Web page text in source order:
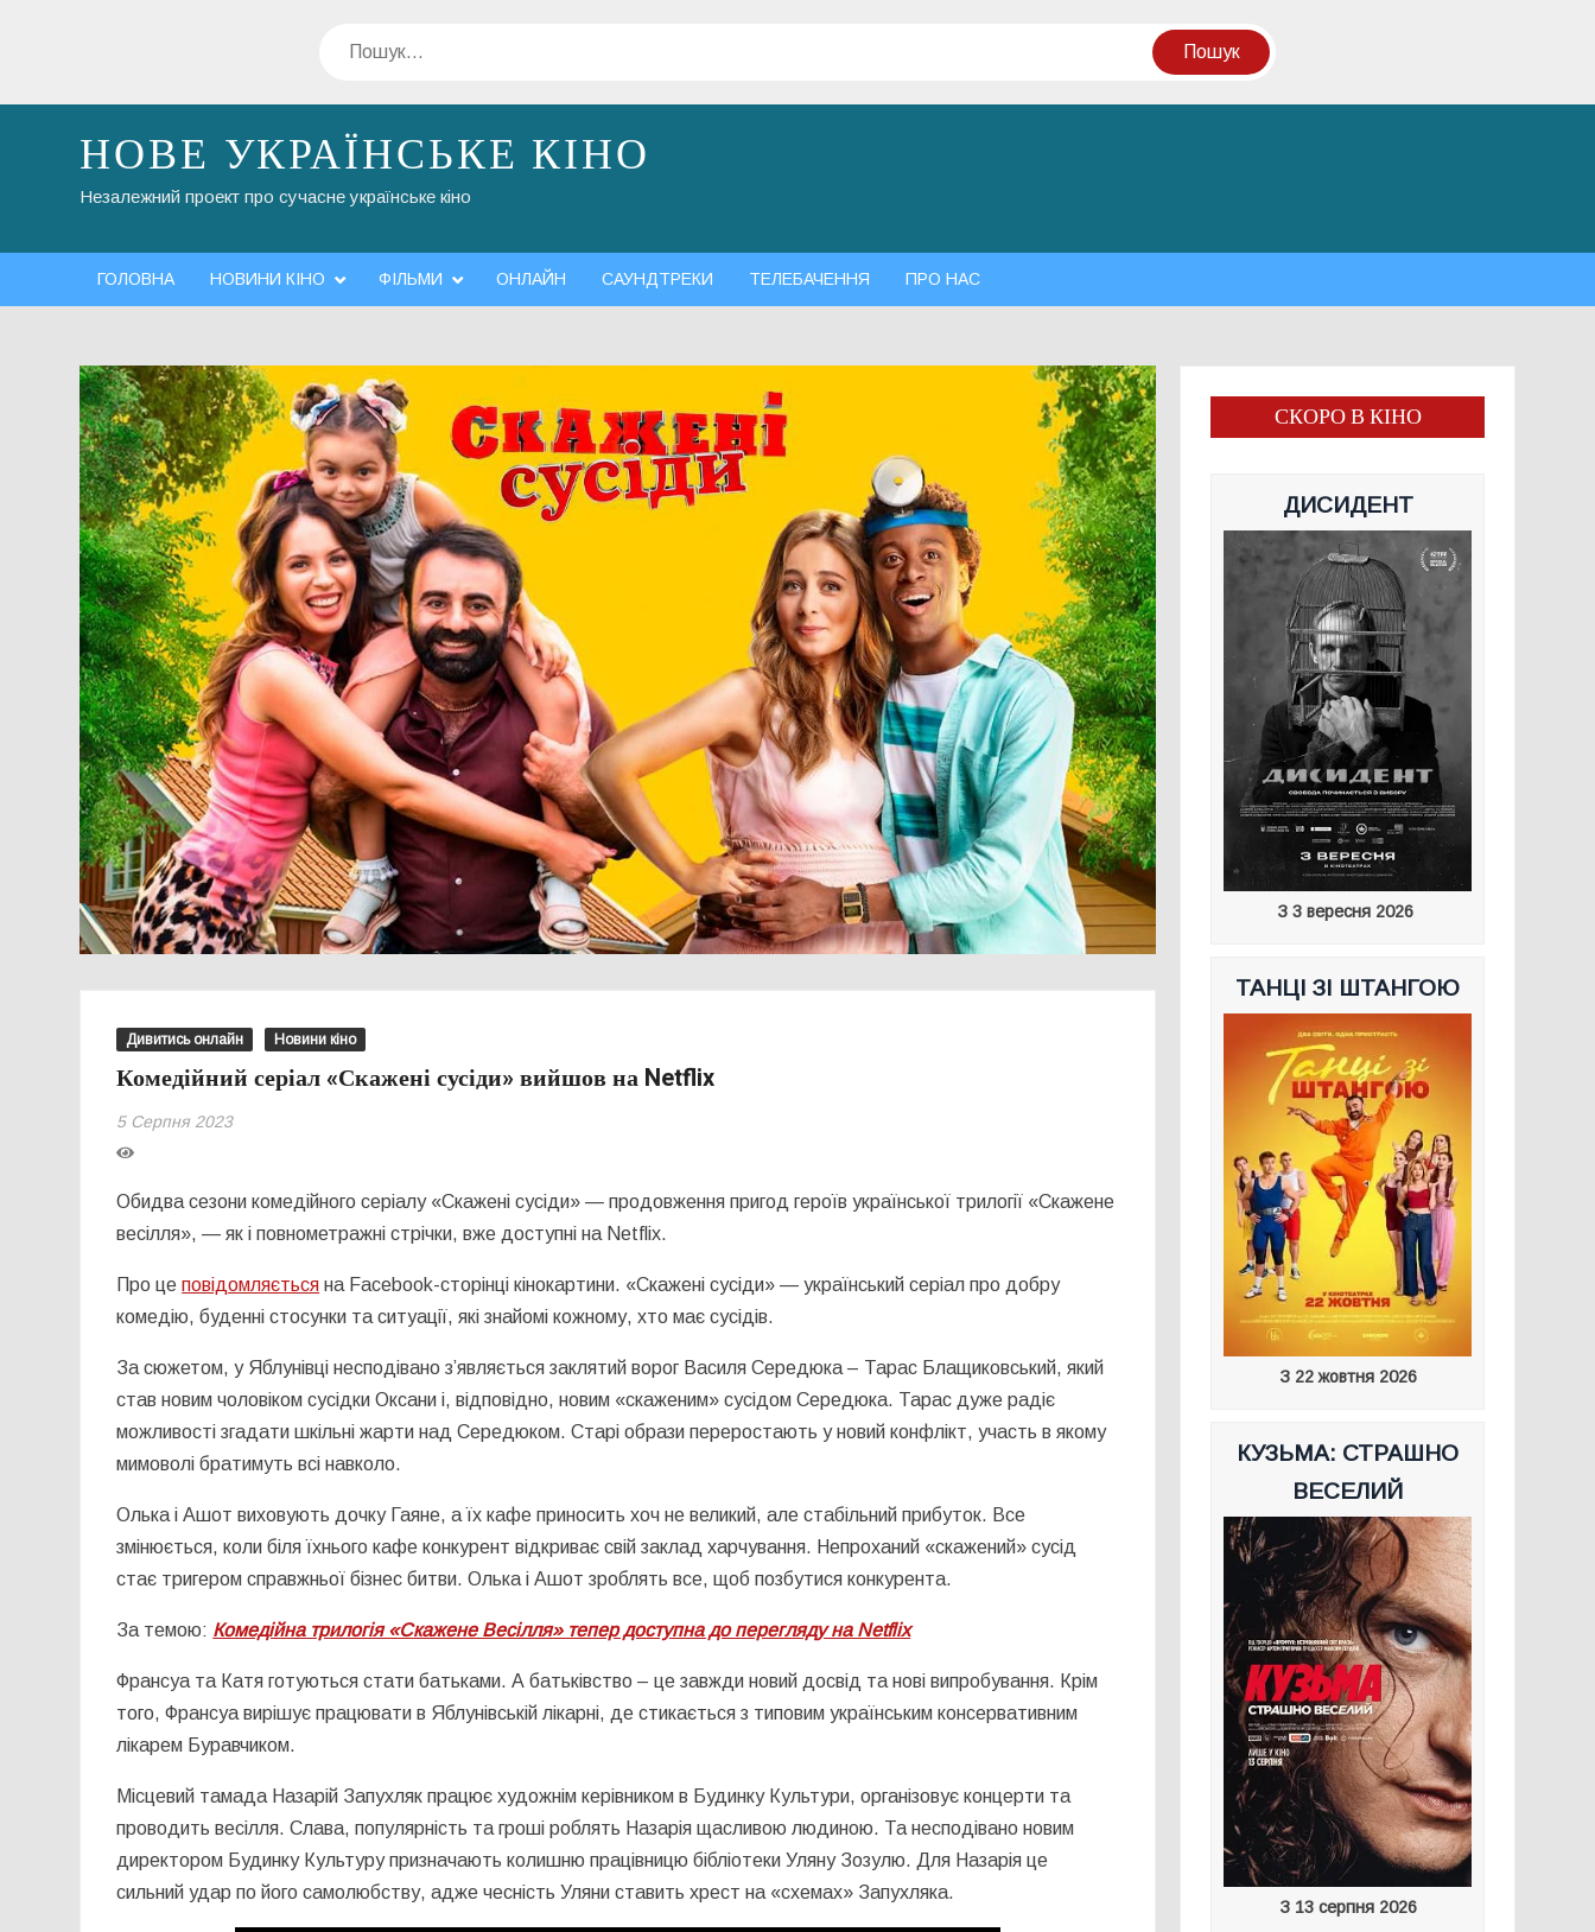
Пошук
НОВЕ УКРАЇНСЬКЕ КІНО
Незалежний проект про сучасне українське кіно
ГОЛОВНА НОВИНИ КІНО ФІЛЬМИ ОНЛАЙН САУНДТРЕКИ ТЕЛЕБАЧЕННЯ ПРО НАС
Дивитись онлайн Новини кіно
Комедійний серіал «Скажені сусіди» вийшов на Netflix
5 Серпня 2023
Обидва сезони комедійного серіалу «Скажені сусіди» — продовження пригод героїв української трилогії «Скажене
весілля», — як і повнометражні стрічки, вже доступні на Netflix.
Про цеповідомляється на Facebook-сторінці кінокартини. «Скажені сусіди» — український серіал про добру
комедію, буденні стосунки та ситуації, які знайомі кожному, хто має сусідів.
За сюжетом, у Яблунівці несподівано з’являється заклятий ворог Василя Середюка – Тарас Блащиковський, який
став новим чоловіком сусідки Оксани і, відповідно, новим «скаженим» сусідом Середюка. Тарас дуже радіє
можливості згадати шкільні жарти над Середюком. Старі образи переростають у новий конфлікт, участь в якому
мимоволі братимуть всі навколо.
Олька і Ашот виховують дочку Гаяне, а їх кафе приносить хоч не великий, але стабільний прибуток. Все
змінюється, коли біля їхнього кафе конкурент відкриває свій заклад харчування. Непроханий «скажений» сусід
стає тригером справжньої бізнес битви. Олька і Ашот зроблять все, щоб позбутися конкурента.
За темою: Комедійна трилогія «Скажене Весілля» тепер доступна до перегляду на Netflix
Франсуа та Катя готуються стати батьками. А батьківство – це завжди новий досвід та нові випробування. Крім
того, Франсуа вирішує працювати в Яблунівській лікарні, де стикається з типовим українським консервативним
лікарем Буравчиком.
Місцевий тамада Назарій Запухляк працює художнім керівником в Будинку Культури, організовує концерти та
проводить весілля. Слава, популярність та гроші роблять Назарія щасливою людиною. Та несподівано новим
директором Будинку Культуру призначають колишню працівницю бібліотеки Уляну Зозулю. Для Назарія це
сильний удар по його самолюбству, адже чесність Уляни ставить хрест на «схемах» Запухляка.
СКОРО В КІНО
ДИСИДЕНТ
З 3 вересня 2026
ТАНЦІ ЗІ ШТАНГОЮ
З 22 жовтня 2026
КУЗЬМА: СТРАШНО
ВЕСЕЛИЙ
З 13 серпня 2026